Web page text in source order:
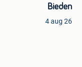
Bieden
4 aug 26